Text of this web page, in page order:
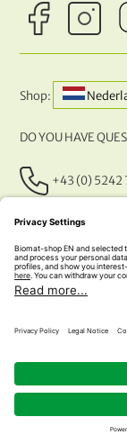
Shop:
DO YOU HAVE
+43 (0) 5242
OUR PAYMENT